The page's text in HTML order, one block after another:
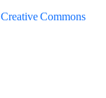
Creative Commons